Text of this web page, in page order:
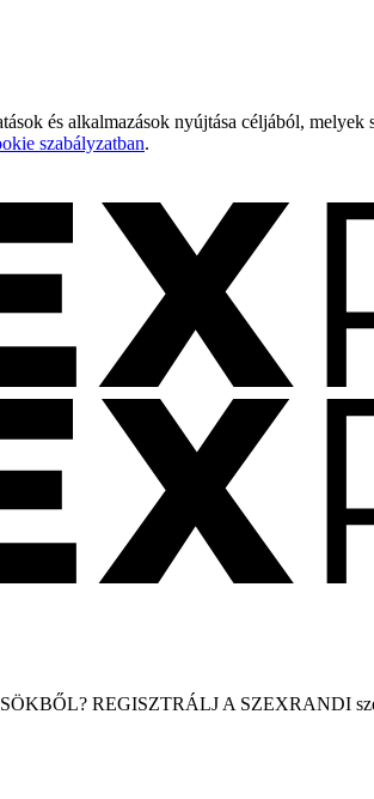
és alkalmazások nyújtása céljából,
szabályzatban.
REGISZTRÁLJ A SZEXRANDI